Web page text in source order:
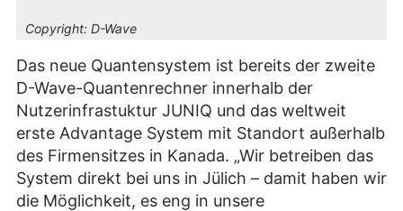
Copyright: D-Wave
Das neue Quantensystem ist bereits der zweite
D-Wave-Quantenrechner innerhalb der
Nutzerinfrastuktur JUNIQ und das weltweit
erste Advantage System mit Standort außerhalb
des Firmensitzes in Kanada. „Wir betreiben das
System direkt bei uns in Jülich – damit haben wir
die Möglichkeit, es eng in unsere